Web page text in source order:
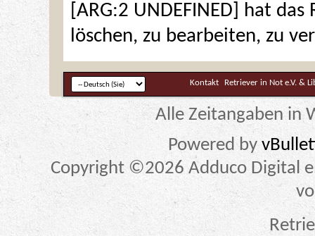
[ARG:2 UNDEFINED] hat
löschen, zu bearbeiten, zu
Kontakt Retriever in Not e.V. &
Alle Zeitangaben in
Powered by
Copyright ©2026 Adduco Digital